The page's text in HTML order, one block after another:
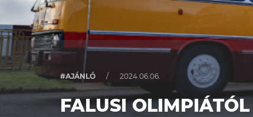
#AJÁNLÓ / 2024.06.06.
FALUSI